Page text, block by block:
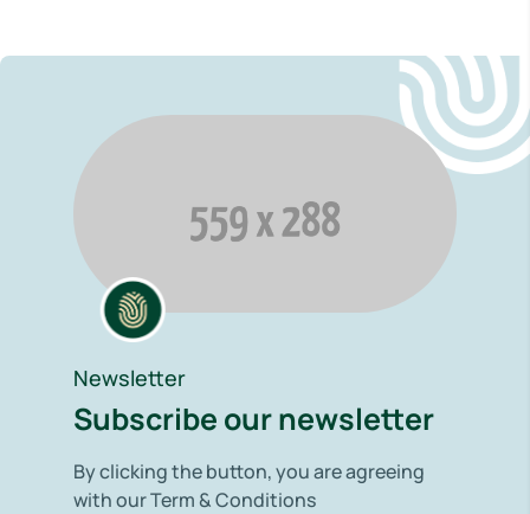
Newsletter
Subscribe our newsletter
By clicking the button, you are agreeing
with our Term & Conditions